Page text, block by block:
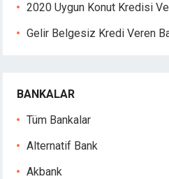
2020 Uygun Konut Kredisi
Gelir Belgesiz Kredi Veren
BANKALAR
Tüm Bankalar
Alternatif Bank
Akbank